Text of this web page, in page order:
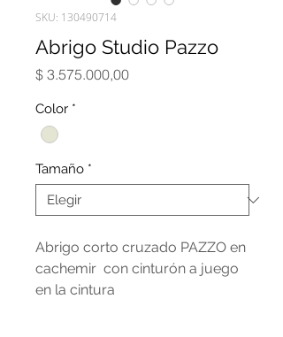
SKU: 130490714
Abrigo Studio Pazzo
$ 3.575.000,00Precio
Color *
Tamaño *
Abrigo corto cruzado PAZZO en
cachemir con cinturón a juego
en la cintura